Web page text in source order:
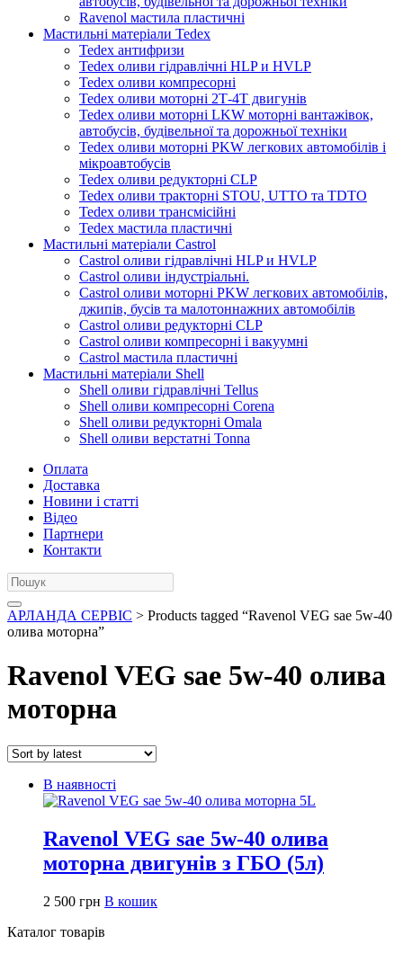
Ravenol мастила пластичні
Мастильні матеріали Tedex
Tedex антифризи
Tedex оливи гідравлічні HLP и HVLP
Tedex оливи компресорні
Tedex оливи моторні 2Т-4Т двигунів
Tedex оливи моторні LKW моторні вантажівок,
автобусів, будівельної та дорожньої техніки
Tedex оливи моторні PKW легкових автомобілів і
мікроавтобусів
Tedex оливи редукторні CLP
Tedex оливи тракторні STOU, UTTO та TDTO
Tedex оливи трансмісійні
Tedex мастила пластичні
Мастильні матеріали Castrol
Castrol оливи гідравлічні HLP и HVLP
Castrol оливи індустріальні.
Castrol оливи моторні PKW легкових автомобілів,
джипів, бусів та малотоннажних автомобілів
Castrol оливи редукторні CLP
Castrol оливи компресорні і вакуумні
Castrol мастила пластичні
Мастильні матеріали Shell
Shell оливи гідравлічні Tellus
Shell оливи компресорні Corena
Shell оливи редукторні Omala
Shell оливи верстатні Tonna
Оплата
Доставка
Новини і статті
Відео
Партнери
Контакти
АРЛАНДА СЕРВІС > Products tagged “Ravenol VEG sae 5w-40
олива моторна”
Ravenol VEG sae 5w-40 олива
моторна
В наявності
Ravenol VEG sae 5w-40 олива
моторна двигунів з ГБО (5л)
2 500 грн В кошик
Каталог товарів